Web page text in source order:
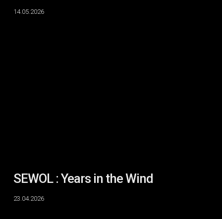
14.05.2026
SEWOL : Years in the Wind
23.04.2026